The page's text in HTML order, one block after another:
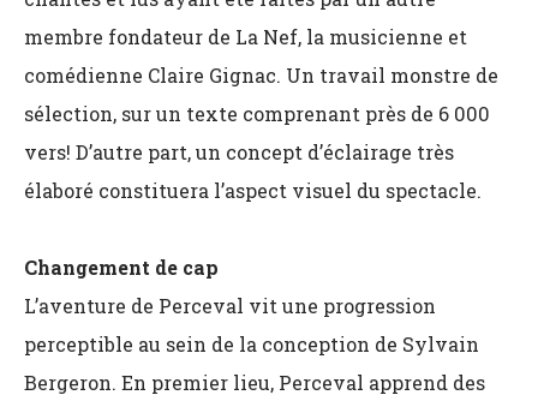
membre fondateur de La Nef, la musicienne et
comédienne Claire Gignac. Un travail monstre de
sélection, sur un texte comprenant près de 6 000
vers! D’autre part, un concept d’éclairage très
élaboré constituera l’aspect visuel du spectacle.
Changement de cap
L’aventure de Perceval vit une progression
perceptible au sein de la conception de Sylvain
Bergeron. En premier lieu, Perceval apprend des